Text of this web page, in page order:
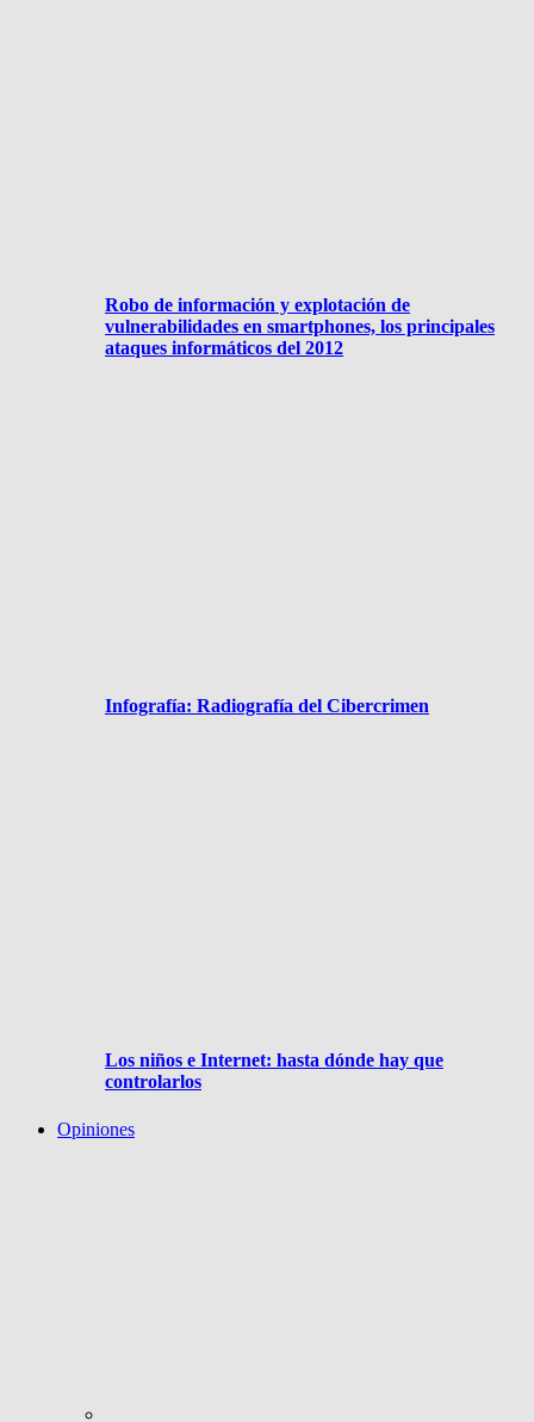
Robo de información y explotación de
vulnerabilidades en smartphones, los principales
ataques informáticos del 2012
Infografía: Radiografía del Cibercrimen
Los niños e Internet: hasta dónde hay que
controlarlos
Opiniones